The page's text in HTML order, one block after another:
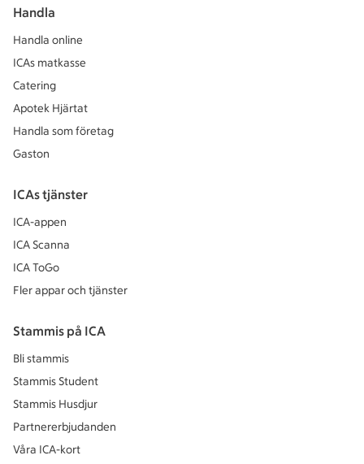
Handla
Handla online
ICAs matkasse
Catering
Apotek Hjärtat
Handla som företag
Gaston
ICAs tjänster
ICA-appen
ICA Scanna
ICA ToGo
Fler appar och tjänster
Stammis på ICA
Bli stammis
Stammis Student
Stammis Husdjur
Partnererbjudanden
Våra ICA-kort